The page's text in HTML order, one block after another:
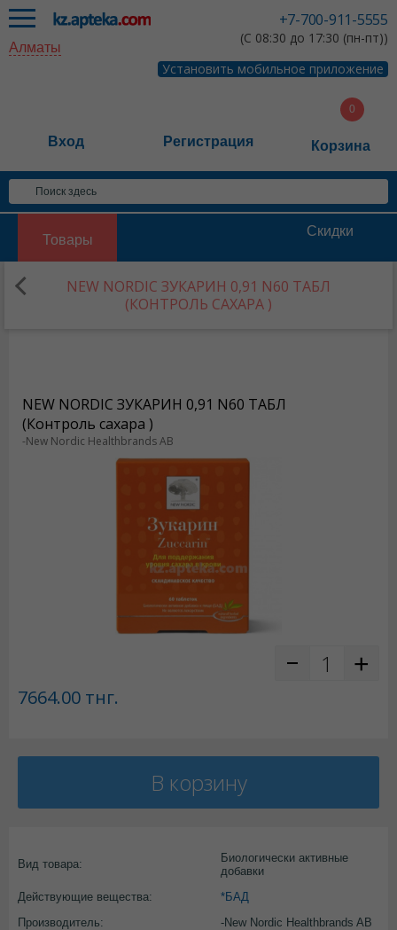
+7-700-911-5555
(С 08:30 до 17:30 (пн-пт))
Установить мобильное приложение
Алматы
Вход Регистрация Корзина
Товары
Скидки
NEW NORDIC ЗУКАРИН 0,91 N60 ТАБЛ
(КОНТРОЛЬ САХАРА )
NEW NORDIC ЗУКАРИН 0,91 N60 ТАБЛ
(Контроль сахара )
-New Nordic Healthbrands AB
7664.00 тнг.
В корзину
Вид товара:
Биологически активные
добавки
Действующие вещества:
*БАД
Производитель:
-New Nordic Healthbrands AB